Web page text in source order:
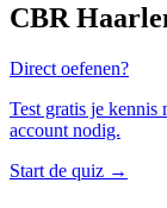
CBR
Direct oefenen?
Test gratis je
account nodig.
Start de quiz →